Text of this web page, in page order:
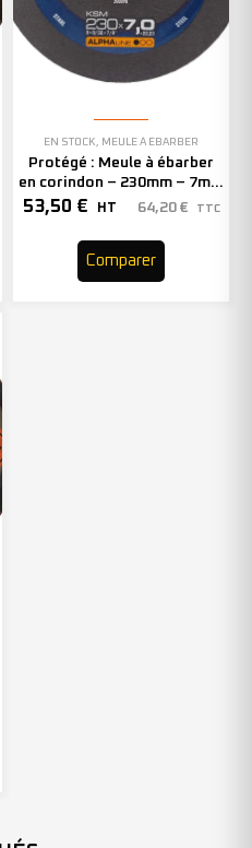
EN STOCK, MEULE À ÉBARBER
Protégé : Meule à ébarber
en corindon – 230mm – 7mm
– 200090 (x10)
53,50 € HT 64,20 € TTC
Comparer